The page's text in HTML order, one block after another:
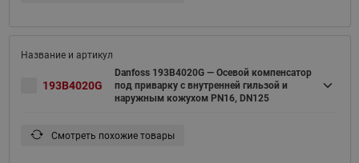
193B4020G
Danfoss 193B4020G — Осевой компенсатор
под приварку с внутренней гильзой и
наружным кожухом PN16, DN125
Смотреть похожие товары